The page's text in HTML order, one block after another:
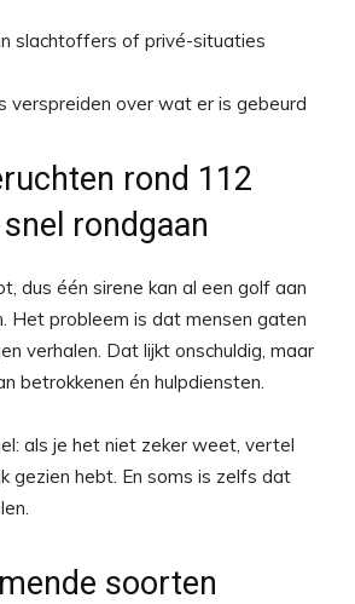
slachtoffers of privé-situaties
verspreiden over wat er is gebeurd
rond 112
rondgaan
dus één sirene kan al een golf aan
Het probleem is dat mensen gaten
verhalen. Dat lijkt onschuldig, maar
betrokkenen én hulpdiensten.
als je het niet zeker weet, vertel
gezien hebt. En soms is zelfs dat
soorten